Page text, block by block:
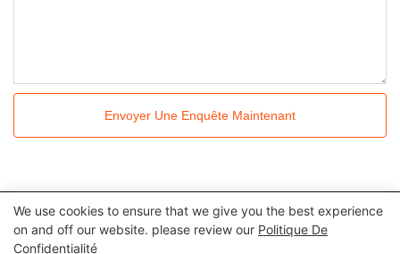
Envoyer Une Enquête Maintenant
Tous droits réservés © 2024 Kingkonree International China
We use cookies to ensure that we give you the best experience
on and off our website. please review our Politique De
Confidentialité